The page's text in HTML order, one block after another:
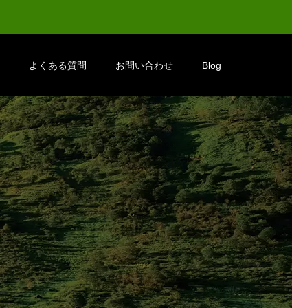
よくある質問 お問い合わせ Blog